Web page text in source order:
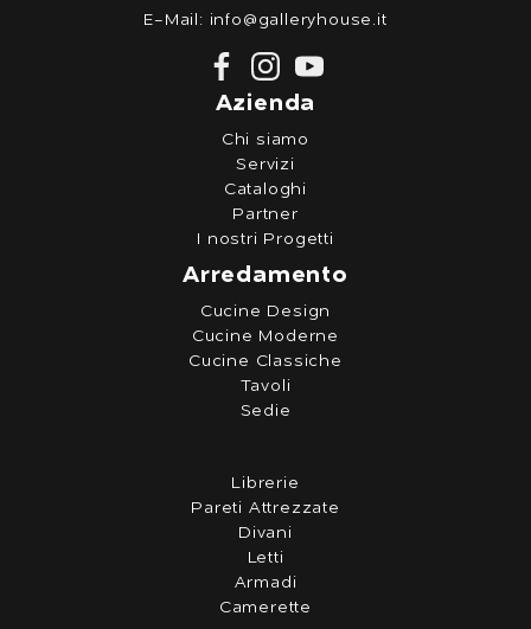
E-Mail: info@galleryhouse.it
Azienda
Chi siamo
Servizi
Cataloghi
Partner
I nostri Progetti
Arredamento
Cucine Design
Cucine Moderne
Cucine Classiche
Tavoli
Sedie
Librerie
Pareti Attrezzate
Divani
Letti
Armadi
Camerette